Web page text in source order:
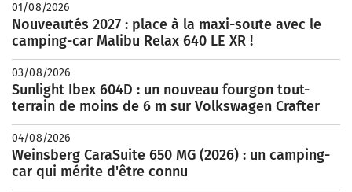
01/08/2026
Nouveautés 2027 : place à la maxi-soute avec le
camping-car Malibu Relax 640 LE XR !
03/08/2026
Sunlight Ibex 604D : un nouveau fourgon tout-
terrain de moins de 6 m sur Volkswagen Crafter
04/08/2026
Weinsberg CaraSuite 650 MG (2026) : un camping-
car qui mérite d'être connu